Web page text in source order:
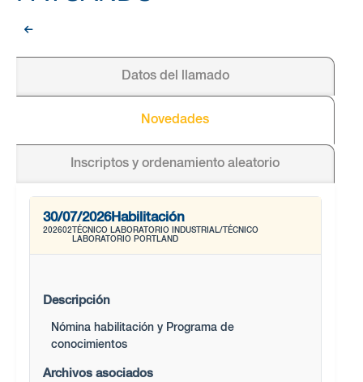
Datos del llamado
Novedades
Inscriptos y ordenamiento aleatorio
30/07/2026Habilitación
202602 TÉCNICO LABORATORIO INDUSTRIAL/TÉCNICO
LABORATORIO PORTLAND
Descripción
Nómina habilitación y Programa de
conocimientos
Archivos asociados